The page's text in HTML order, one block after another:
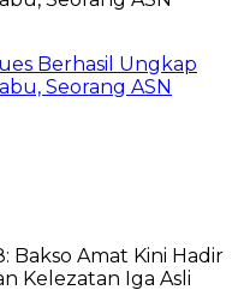
Berhasil Ungkap
Seorang ASN